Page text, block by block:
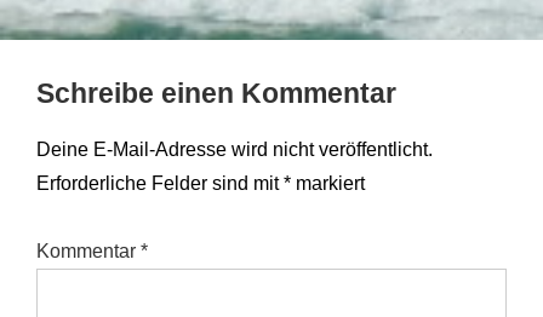
Schreibe einen Kommentar
Deine E-Mail-Adresse wird nicht veröffentlicht.
Erforderliche Felder sind mit* markiert
Kommentar *